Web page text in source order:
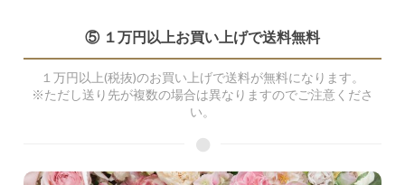
⑤ １万円以上お買い上げで送料無料
１万円以上(税抜)のお買い上げで送料が無料になります。
※ただし送り先が複数の場合は異なりますのでご注意くださ
い。